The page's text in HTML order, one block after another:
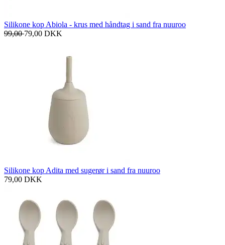
Silikone kop Abiola - krus med håndtag i sand fra nuuroo
99,0079,00 DKK
Silikone kop Adita med sugerør i sand fra nuuroo
79,00 DKK